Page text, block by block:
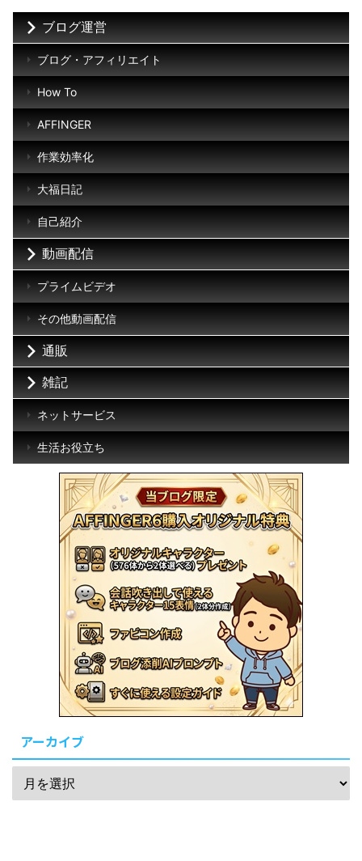
ブログ運営
ブログ・アフィリエイト
How To
AFFINGER
作業効率化
大福日記
自己紹介
動画配信
プライムビデオ
その他動画配信
通販
雑記
ネットサービス
生活お役立ち
アーカイブ